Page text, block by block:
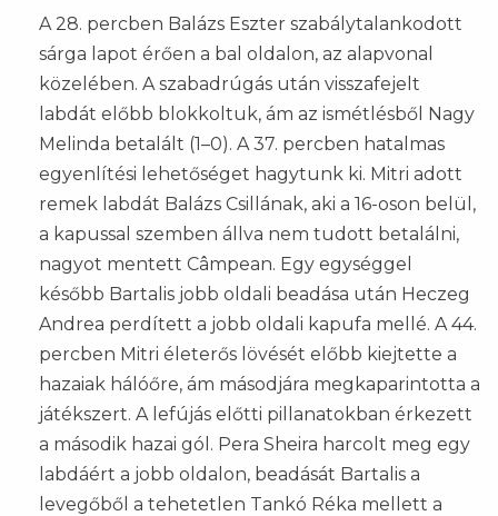
A 28. percben Balázs Eszter szabálytalankodott
sárga lapot érően a bal oldalon, az alapvonal
közelében. A szabadrúgás után visszafejelt
labdát előbb blokkoltuk, ám az ismétlésből Nagy
Melinda betalált (1–0). A 37. percben hatalmas
egyenlítési lehetőséget hagytunk ki. Mitri adott
remek labdát Balázs Csillának, aki a 16-oson belül,
a kapussal szemben állva nem tudott betalálni,
nagyot mentett Câmpean. Egy egységgel
később Bartalis jobb oldali beadása után Heczeg
Andrea perdített a jobb oldali kapufa mellé. A 44.
percben Mitri életerős lövését előbb kiejtette a
hazaiak hálóőre, ám másodjára megkaparintotta a
játékszert. A lefújás előtti pillanatokban érkezett
a második hazai gól. Pera Sheira harcolt meg egy
labdáért a jobb oldalon, beadását Bartalis a
levegőből a tehetetlen Tankó Réka mellett a